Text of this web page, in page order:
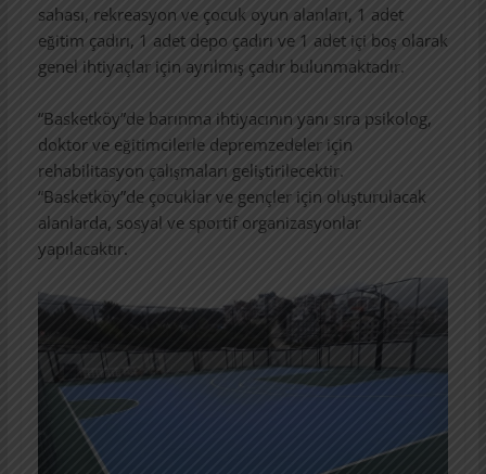
sahası, rekreasyon ve çocuk oyun alanları, 1 adet
eğitim çadırı, 1 adet depo çadırı ve 1 adet içi boş olarak
genel ihtiyaçlar için ayrılmış çadır bulunmaktadır.
“Basketköy”de barınma ihtiyacının yanı sıra psikolog,
doktor ve eğitimcilerle depremzedeler için
rehabilitasyon çalışmaları geliştirilecektir.
“Basketköy”de çocuklar ve gençler için oluşturulacak
alanlarda, sosyal ve sportif organizasyonlar
yapılacaktır.